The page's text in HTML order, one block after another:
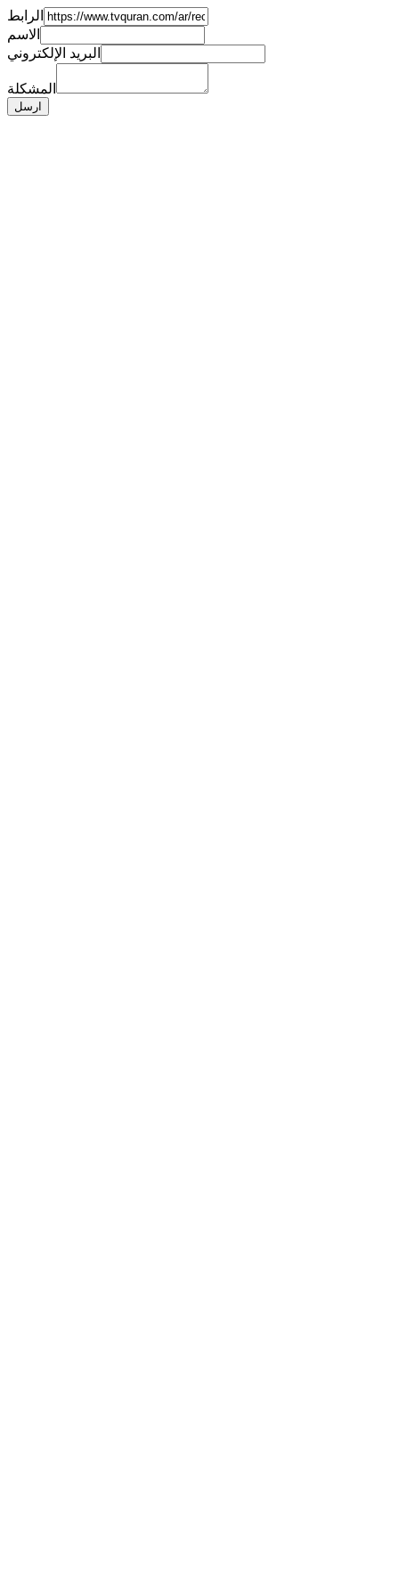
الرابط
الاسم
البريد الإلكتروني
المشكلة
ارسل